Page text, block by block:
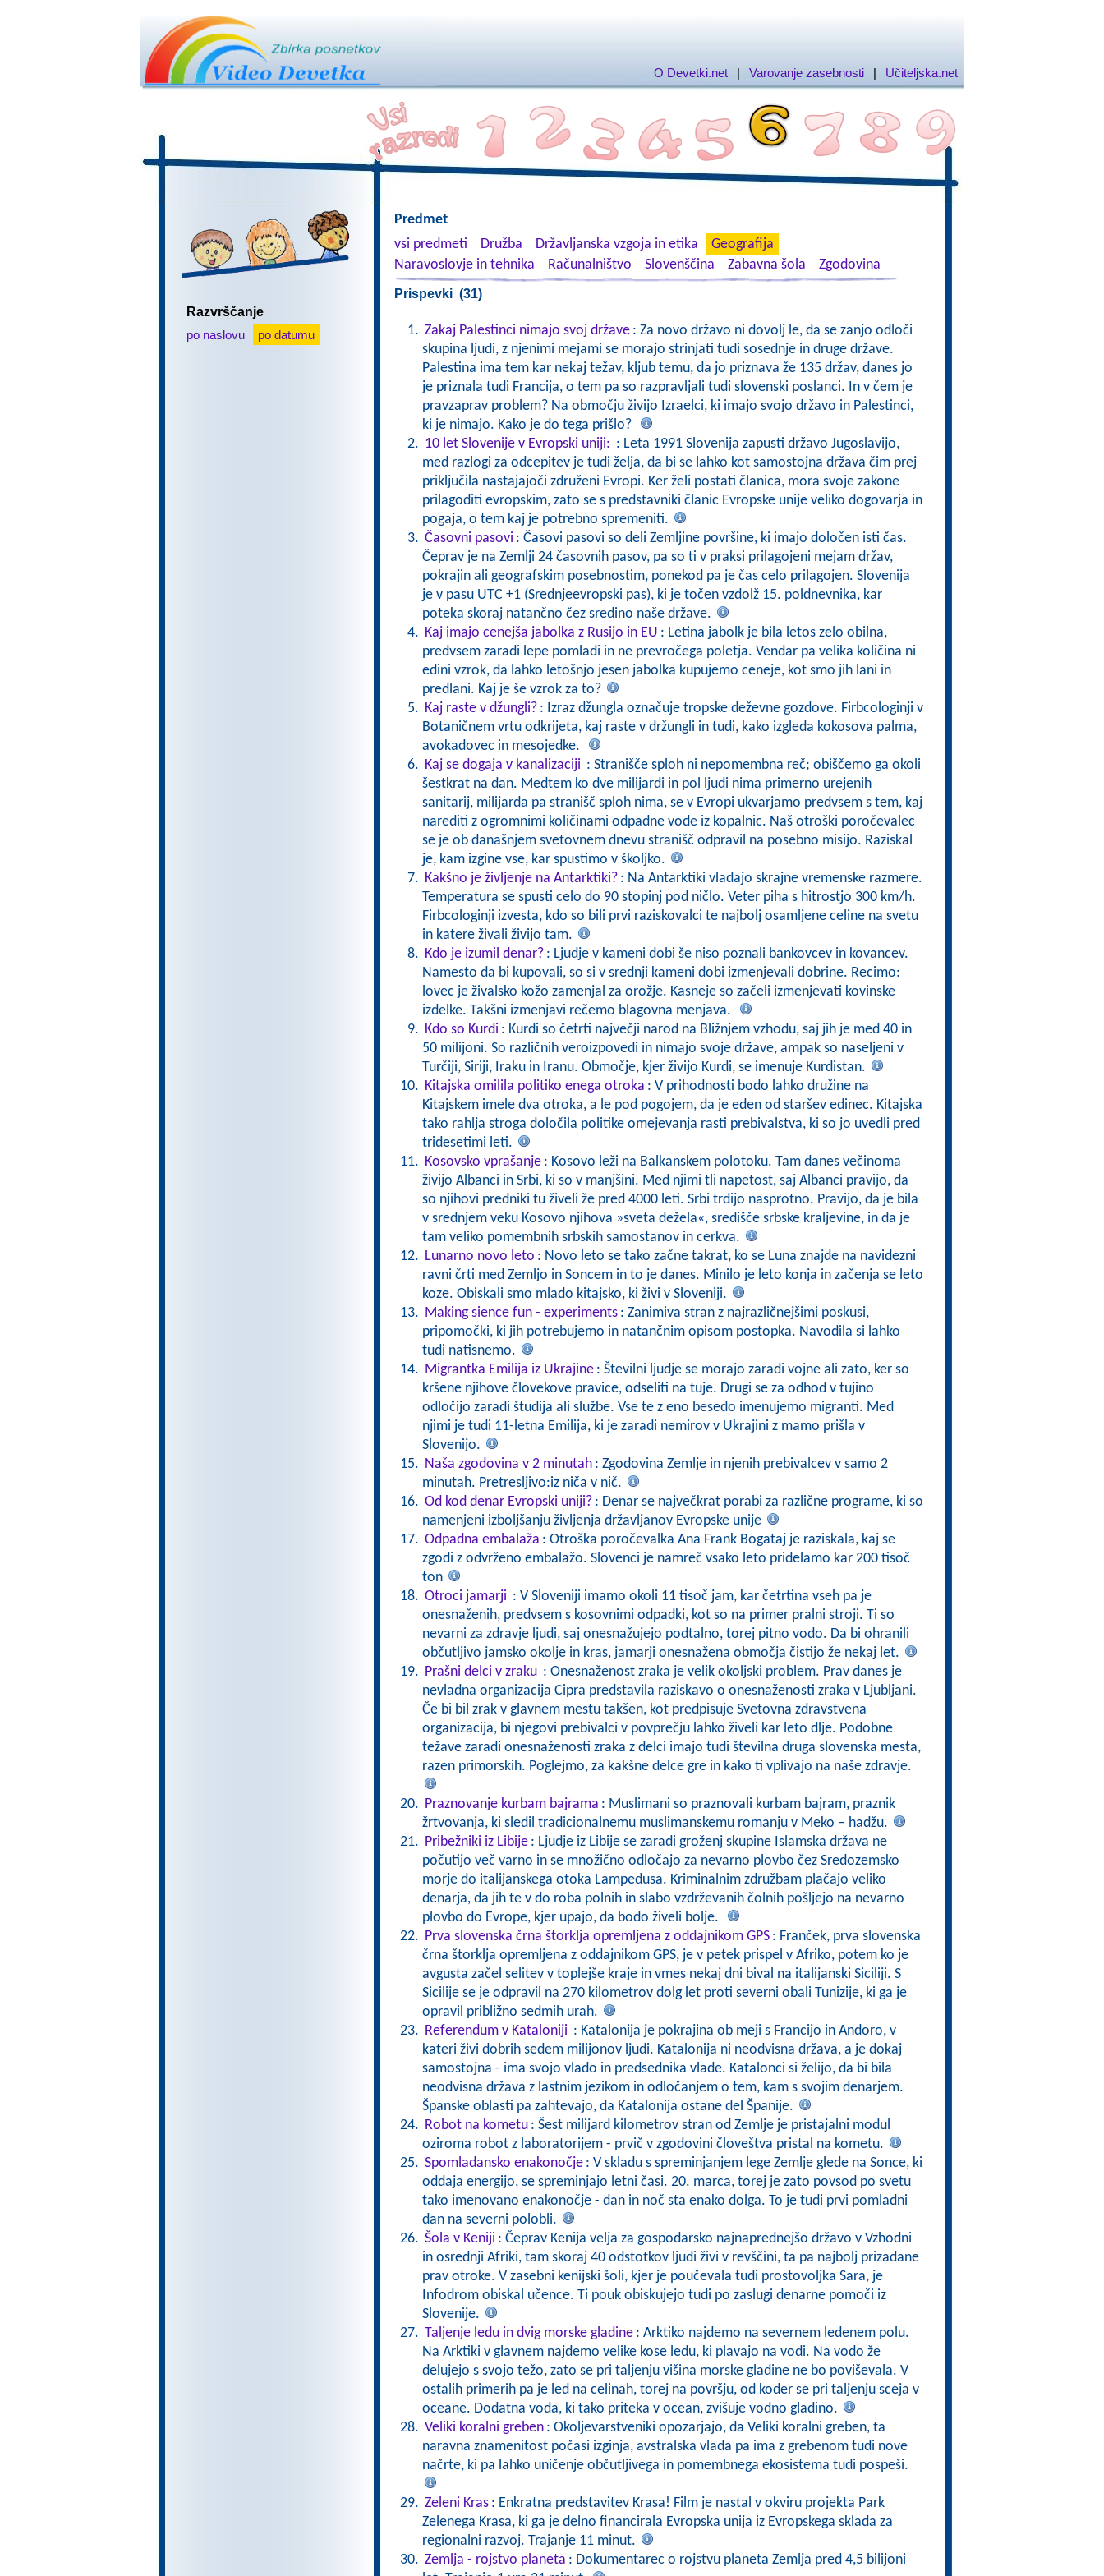
O Devetki.net | Varovanje zasebnosti | Učiteljska.net
Razvrščanje
po naslovu
po datumu
Predmet
vsi predmeti
Družba Državljanska vzgoja in etika
Geografija
Naravoslovje in tehnika
Računalništvo Slovenščina Zabavna šola Zgodovina
Prispevki (31)
Zakaj Palestinci nimajo svoj države : Za novo državo ni dovolj le, da se zanjo odloči
skupina ljudi, z njenimi mejami se morajo strinjati tudi sosednje in druge države.
Palestina ima tem kar nekaj težav, kljub temu, da jo priznava že 135 držav, danes jo
je priznala tudi Francija, o tem pa so razpravljali tudi slovenski poslanci. In v čem je
pravzaprav problem? Na območju živijo Izraelci, ki imajo svojo državo in Palestinci,
ki je nimajo. Kako je do tega prišlo?
10 let Slovenije v Evropski uniji: : Leta 1991 Slovenija zapusti državo Jugoslavijo,
med razlogi za odcepitev je tudi želja, da bi se lahko kot samostojna država čim prej
priključila nastajajoči združeni Evropi. Ker želi postati članica, mora svoje zakone
prilagoditi evropskim, zato se s predstavniki članic Evropske unije veliko dogovarja in
pogaja, o tem kaj je potrebno spremeniti.
Časovni pasovi : Časovi pasovi so deli Zemljine površine, ki imajo določen isti čas.
Čeprav je na Zemlji 24 časovnih pasov, pa so ti v praksi prilagojeni mejam držav,
pokrajin ali geografskim posebnostim, ponekod pa je čas celo prilagojen. Slovenija
je v pasu UTC +1 (Srednjeevropski pas), ki je točen vzdolž 15. poldnevnika, kar
poteka skoraj natančno čez sredino naše države.
Kaj imajo cenejša jabolka z Rusijo in EU : Letina jabolk je bila letos zelo obilna,
predvsem zaradi lepe pomladi in ne prevročega poletja. Vendar pa velika količina ni
edini vzrok, da lahko letošnjo jesen jabolka kupujemo ceneje, kot smo jih lani in
predlani. Kaj je še vzrok za to?
Kaj raste v džungli? : Izraz džungla označuje tropske deževne gozdove. Firbcologinji v
Botaničnem vrtu odkrijeta, kaj raste v držungli in tudi, kako izgleda kokosova palma,
avokadovec in mesojedke.
Kaj se dogaja v kanalizaciji : Stranišče sploh ni nepomembna reč; obiščemo ga okoli
šestkrat na dan. Medtem ko dve milijardi in pol ljudi nima primerno urejenih
sanitarij, milijarda pa stranišč sploh nima, se v Evropi ukvarjamo predvsem s tem, kaj
narediti z ogromnimi količinami odpadne vode iz kopalnic. Naš otroški poročevalec
se je ob današnjem svetovnem dnevu stranišč odpravil na posebno misijo. Raziskal
je, kam izgine vse, kar spustimo v školjko.
Kakšno je življenje na Antarktiki? : Na Antarktiki vladajo skrajne vremenske razmere.
Temperatura se spusti celo do 90 stopinj pod ničlo. Veter piha s hitrostjo 300 km/h.
Firbcologinji izvesta, kdo so bili prvi raziskovalci te najbolj osamljene celine na svetu
in katere živali živijo tam.
Kdo je izumil denar? : Ljudje v kameni dobi še niso poznali bankovcev in kovancev.
Namesto da bi kupovali, so si v srednji kameni dobi izmenjevali dobrine. Recimo:
lovec je živalsko kožo zamenjal za orožje. Kasneje so začeli izmenjevati kovinske
izdelke. Takšni izmenjavi rečemo blagovna menjava.
Kdo so Kurdi : Kurdi so četrti največji narod na Bližnjem vzhodu, saj jih je med 40 in
50 milijoni. So različnih veroizpovedi in nimajo svoje države, ampak so naseljeni v
Turčiji, Siriji, Iraku in Iranu. Območje, kjer živijo Kurdi, se imenuje Kurdistan.
Kitajska omilila politiko enega otroka : V prihodnosti bodo lahko družine na
Kitajskem imele dva otroka, a le pod pogojem, da je eden od staršev edinec. Kitajska
tako rahlja stroga določila politike omejevanja rasti prebivalstva, ki so jo uvedli pred
tridesetimi leti.
Kosovsko vprašanje : Kosovo leži na Balkanskem polotoku. Tam danes večinoma
živijo Albanci in Srbi, ki so v manjšini. Med njimi tli napetost, saj Albanci pravijo, da
so njihovi predniki tu živeli že pred 4000 leti. Srbi trdijo nasprotno. Pravijo, da je bila
v srednjem veku Kosovo njihova »sveta dežela«, središče srbske kraljevine, in da je
tam veliko pomembnih srbskih samostanov in cerkva.
Lunarno novo leto : Novo leto se tako začne takrat, ko se Luna znajde na navidezni
ravni črti med Zemljo in Soncem in to je danes. Minilo je leto konja in začenja se leto
koze. Obiskali smo mlado kitajsko, ki živi v Sloveniji.
Making sience fun - experiments : Zanimiva stran z najrazličnejšimi poskusi,
pripomočki, ki jih potrebujemo in natančnim opisom postopka. Navodila si lahko
tudi natisnemo.
Migrantka Emilija iz Ukrajine : Številni ljudje se morajo zaradi vojne ali zato, ker so
kršene njihove človekove pravice, odseliti na tuje. Drugi se za odhod v tujino
odločijo zaradi študija ali službe. Vse te z eno besedo imenujemo migranti. Med
njimi je tudi 11-letna Emilija, ki je zaradi nemirov v Ukrajini z mamo prišla v
Slovenijo.
Naša zgodovina v 2 minutah : Zgodovina Zemlje in njenih prebivalcev v samo 2
minutah. Pretresljivo:iz niča v nič.
Od kod denar Evropski uniji? : Denar se največkrat porabi za različne programe, ki so
namenjeni izboljšanju življenja državljanov Evropske unije
Odpadna embalaža : Otroška poročevalka Ana Frank Bogataj je raziskala, kaj se
zgodi z odvrženo embalažo. Slovenci je namreč vsako leto pridelamo kar 200 tisoč
ton
Otroci jamarji : V Sloveniji imamo okoli 11 tisoč jam, kar četrtina vseh pa je
onesnaženih, predvsem s kosovnimi odpadki, kot so na primer pralni stroji. Ti so
nevarni za zdravje ljudi, saj onesnažujejo podtalno, torej pitno vodo. Da bi ohranili
občutljivo jamsko okolje in kras, jamarji onesnažena območja čistijo že nekaj let.
Prašni delci v zraku : Onesnaženost zraka je velik okoljski problem. Prav danes je
nevladna organizacija Cipra predstavila raziskavo o onesnaženosti zraka v Ljubljani.
Če bi bil zrak v glavnem mestu takšen, kot predpisuje Svetovna zdravstvena
organizacija, bi njegovi prebivalci v povprečju lahko živeli kar leto dlje. Podobne
težave zaradi onesnaženosti zraka z delci imajo tudi številna druga slovenska mesta,
razen primorskih. Poglejmo, za kakšne delce gre in kako ti vplivajo na naše zdravje.
Praznovanje kurbam bajrama : Muslimani so praznovali kurbam bajram, praznik
žrtvovanja, ki sledil tradicionalnemu muslimanskemu romanju v Meko – hadžu.
Pribežniki iz Libije : Ljudje iz Libije se zaradi groženj skupine Islamska država ne
počutijo več varno in se množično odločajo za nevarno plovbo čez Sredozemsko
morje do italijanskega otoka Lampedusa. Kriminalnim združbam plačajo veliko
denarja, da jih te v do roba polnih in slabo vzdrževanih čolnih pošljejo na nevarno
plovbo do Evrope, kjer upajo, da bodo živeli bolje.
Prva slovenska črna štorklja opremljena z oddajnikom GPS : Franček, prva slovenska
črna štorklja opremljena z oddajnikom GPS, je v petek prispel v Afriko, potem ko je
avgusta začel selitev v toplejše kraje in vmes nekaj dni bival na italijanski Siciliji. S
Sicilije se je odpravil na 270 kilometrov dolg let proti severni obali Tunizije, ki ga je
opravil približno sedmih urah.
Referendum v Kataloniji : Katalonija je pokrajina ob meji s Francijo in Andoro, v
kateri živi dobrih sedem milijonov ljudi. Katalonija ni neodvisna država, a je dokaj
samostojna - ima svojo vlado in predsednika vlade. Katalonci si želijo, da bi bila
neodvisna država z lastnim jezikom in odločanjem o tem, kam s svojim denarjem.
Španske oblasti pa zahtevajo, da Katalonija ostane del Španije.
Robot na kometu : Šest milijard kilometrov stran od Zemlje je pristajalni modul
oziroma robot z laboratorijem - prvič v zgodovini človeštva pristal na kometu.
Spomladansko enakonočje : V skladu s spreminjanjem lege Zemlje glede na Sonce, ki
oddaja energijo, se spreminjajo letni časi. 20. marca, torej je zato povsod po svetu
tako imenovano enakonočje - dan in noč sta enako dolga. To je tudi prvi pomladni
dan na severni polobli.
Šola v Keniji : Čeprav Kenija velja za gospodarsko najnaprednejšo državo v Vzhodni
in osrednji Afriki, tam skoraj 40 odstotkov ljudi živi v revščini, ta pa najbolj prizadane
prav otroke. V zasebni kenijski šoli, kjer je poučevala tudi prostovoljka Sara, je
Infodrom obiskal učence. Ti pouk obiskujejo tudi po zaslugi denarne pomoči iz
Slovenije.
Taljenje ledu in dvig morske gladine : Arktiko najdemo na severnem ledenem polu.
Na Arktiki v glavnem najdemo velike kose ledu, ki plavajo na vodi. Na vodo že
delujejo s svojo težo, zato se pri taljenju višina morske gladine ne bo poviševala. V
ostalih primerih pa je led na celinah, torej na površju, od koder se pri taljenju sceja v
oceane. Dodatna voda, ki tako priteka v ocean, zvišuje vodno gladino.
Veliki koralni greben : Okoljevarstveniki opozarjajo, da Veliki koralni greben, ta
naravna znamenitost počasi izginja, avstralska vlada pa ima z grebenom tudi nove
načrte, ki pa lahko uničenje občutljivega in pomembnega ekosistema tudi pospeši.
Zeleni Kras : Enkratna predstavitev Krasa! Film je nastal v okviru projekta Park
Zelenega Krasa, ki ga je delno financirala Evropska unija iz Evropskega sklada za
regionalni razvoj. Trajanje 11 minut.
Zemlja - rojstvo planeta : Dokumentarec o rojstvu planeta Zemlja pred 4,5 bilijoni